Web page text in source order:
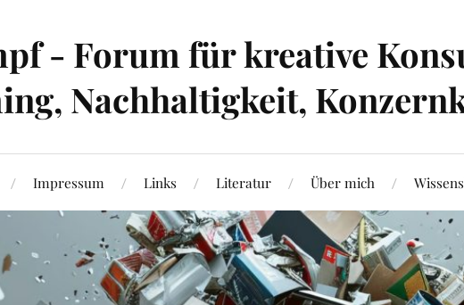
- Forum für kreative
Nachhaltigkeit,
Impressum Links Literatur Über mich